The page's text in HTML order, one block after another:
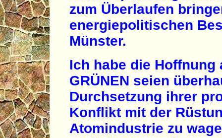
zum Überlaufen
energiepolitischen
Münster.
Ich habe die Hoffnung
GRÜNEN seien
Durchsetzung ihrer
Konflikt mit der
Atomindustrie zu